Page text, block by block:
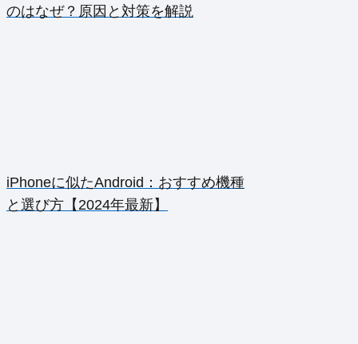
のはなぜ？原因と対策を解説
iPhoneに似たAndroid：おすすめ機種
と選び方【2024年最新】